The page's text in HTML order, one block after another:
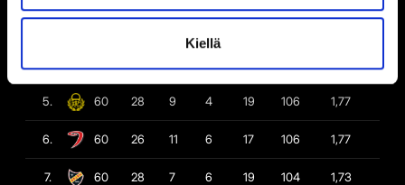
Kiellä
3. 60 31 6 7 16 112 1,87
5. 60 28 9 4 19 106 1,77
6. 60 26 11 6 17 106 1,77
7. 60 28 7 6 19 104 1,73